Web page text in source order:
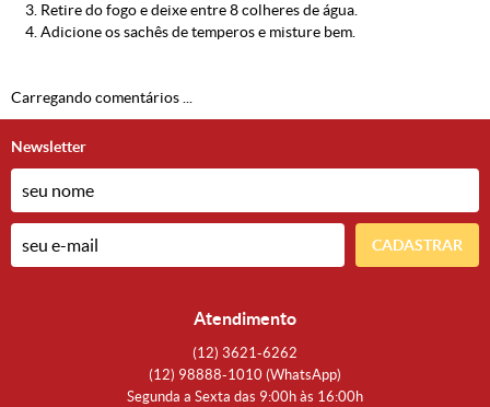
3. Retire do fogo e deixe entre 8 colheres de água.
4. Adicione os sachês de temperos e misture bem.
Carregando comentários ...
Newsletter
CADASTRAR
Atendimento
(12) 3621-6262
(12) 98888-1010 (WhatsApp)
Segunda a Sexta das 9:00h às 16:00h